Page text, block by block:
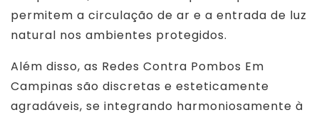
permitem a circulação de ar e a entrada de luz
natural nos ambientes protegidos.
Além disso, as Redes Contra Pombos Em
Campinas são discretas e esteticamente
agradáveis, se integrando harmoniosamente à